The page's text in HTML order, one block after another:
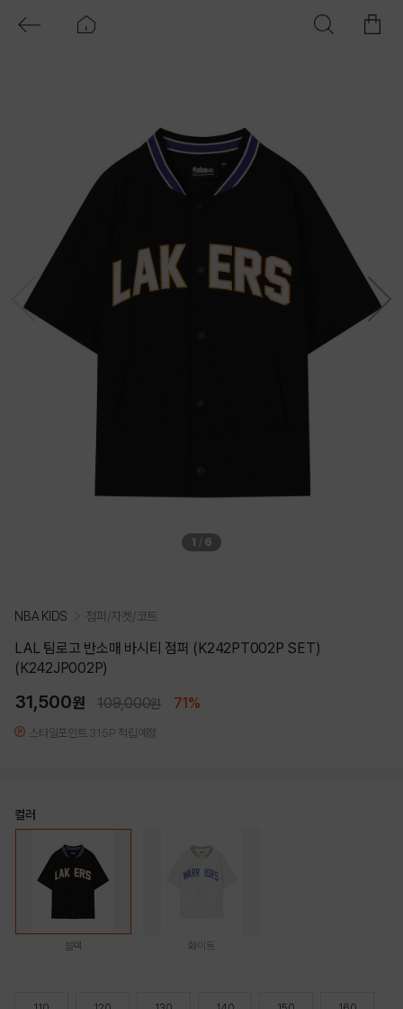
1 / 6
NBA KIDS 점퍼/자켓/코트
LAL 팀로고 반소매 바시티 점퍼 (K242PT002P SET)
(K242JP002P)
31,500원 109,000원 71%
스타일포인트 315P 적립예정
컬러
블랙 화이트